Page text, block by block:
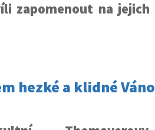
zapomenout na
hezké a klidné